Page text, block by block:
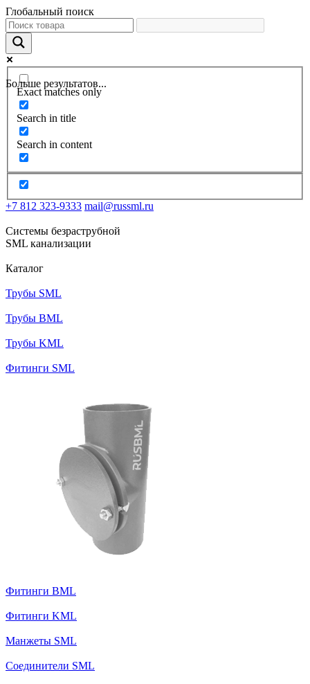
Глобальный поиск
Больше результатов...
Exact matches only
Search in title
Search in content
+7 812 323-9333 mail@russml.ru
Системы безраструбной
SML канализации
Каталог
Трубы SML
Трубы BML
Трубы KML
Фитинги SML
Фитинги BML
Фитинги KML
Манжеты SML
Соединители SML